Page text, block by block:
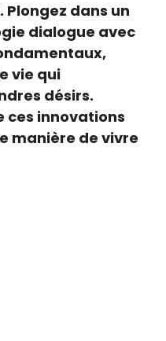
dans un
dialogue avec
vie qui
désirs.
ces innovations
manière de vivre